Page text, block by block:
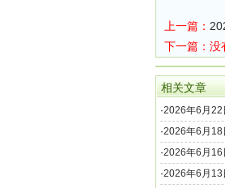
上一篇：
下一篇：没
相关文章
·2026年6月22
·2026年6月18
·2026年6月16
·2026年6月13